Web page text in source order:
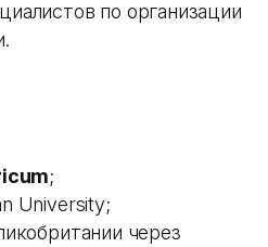
по организации
;
University;
через